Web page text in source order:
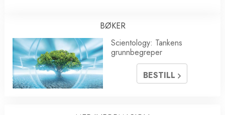
BØKER
Scientology: Tankens
grunnbegreper
BESTILL